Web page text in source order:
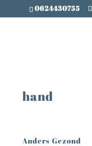
0624430755
hand
Anders Gezond